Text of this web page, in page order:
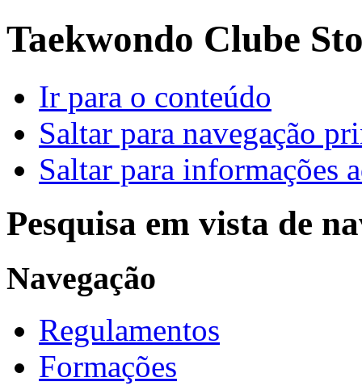
Taekwondo Clube
Ir para o conteúdo
Saltar para navegação
Saltar para informações
Pesquisa em vista de
Navegação
Regulamentos
Formações